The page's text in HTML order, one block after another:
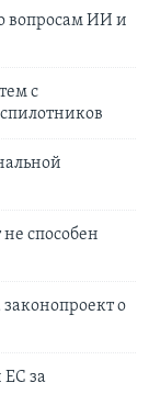
вопросам ИИ и
с
способен
о
за